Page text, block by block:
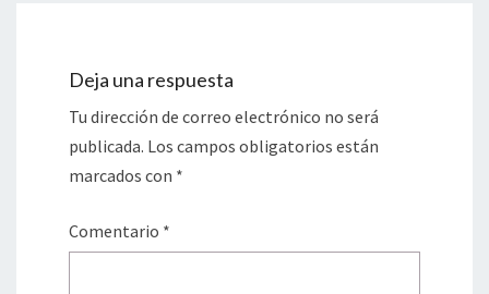
Deja una respuesta
Tu dirección de correo electrónico no será
publicada. Los campos obligatorios están
marcados con *
Comentario *